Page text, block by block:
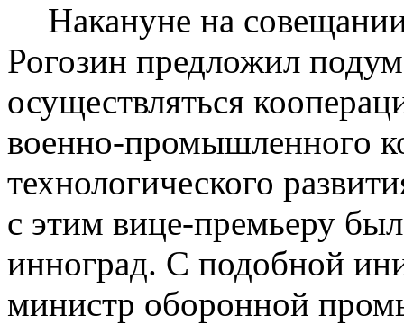
Накануне на
Рогозин предложил
осуществляться
военно-промышленного
технологического
с этим вице-премьеру
инноград. С подобной
министр оборонной